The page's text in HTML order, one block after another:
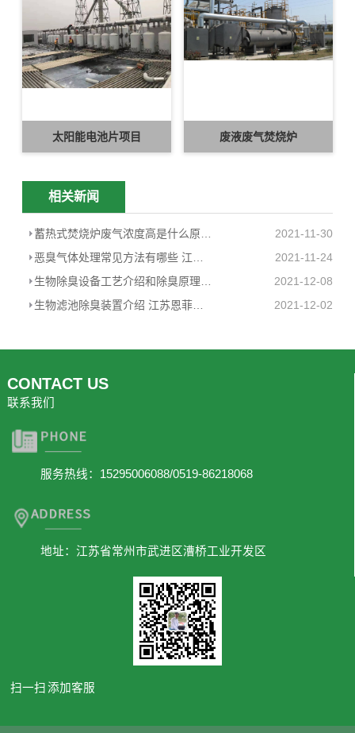
太阳能电池片项目 废液废气焚烧炉
相关新闻
2021-11-30
2021-11-24
2021-12-08
2021-12-02
CONTACT US
联系我们
服务热线：15295006088/0519-86218068
地址：江苏省常州市武进区漕桥工业开发区
扫一扫 添加客服